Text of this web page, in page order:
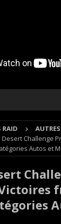
RAID
Desert Challenge
Autos et